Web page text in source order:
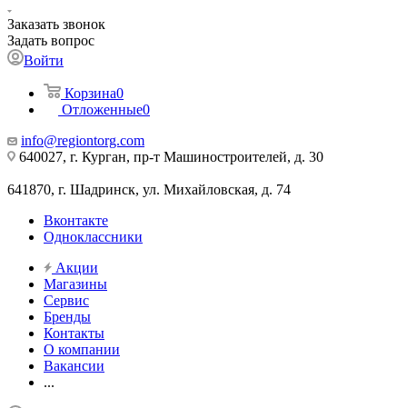
Заказать звонок
Задать вопрос
Войти
Корзина0
Отложенные0
info@regiontorg.com
640027, г. Курган, пр-т Машиностроителей, д. 30
641870, г. Шадринск, ул. Михайловская, д. 74
Вконтакте
Одноклассники
Акции
Магазины
Сервис
Бренды
Контакты
О компании
Вакансии
...